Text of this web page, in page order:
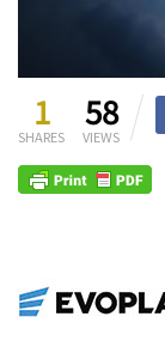
1
SHARES
58
VIEWS